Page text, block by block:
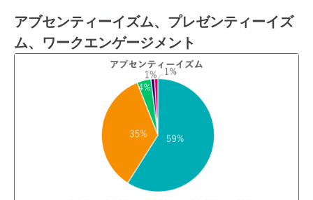
アブセンティーイズム、プレゼンティーイズ
ム、ワークエンゲージメント